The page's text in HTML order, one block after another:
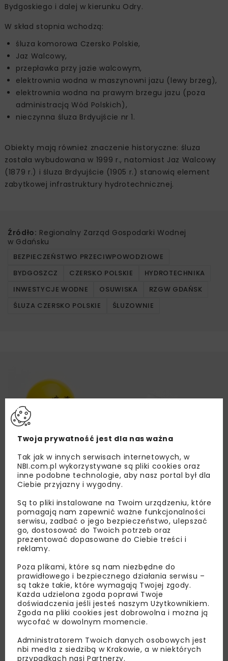
Bydgoskiego i dalej w kierunku Odry.
W skład stopnia wchodzą:
śluza komorowa Czersko Polskie,
Jaz Walcowy,
przepławka przy jazie walcowym,
elektrownia wodna w maszynowni jazu (lewy brzeg),
elektrownia wodna na prawym brzegu jazu (poza
administracją Wód Polskich),
nieczynna śluza Brdyujście nr 1.
Obiekty mają również znaczenie historyczne: śluza
została wybudowana w 1999 r., natomiast Jaz Walcowy
(1879 r.) i śluza Brdyujście (1905 r.) stanowią element
zabytkowej infrastruktury hydrotechnicznej.
Źródło: Regionalny Zarząd Gospodarki Wodnej
w Gdańsku
BEZPIECZEŃSTWO PRZECIWPOWODZIOWE
BYDGOSZCZ
CZERSKO POLSKIE
HYDROTECHNIKA
INWESTYCJE WODNE
OSUWISKA
RZGW GDAŃSK
ŚLUZA CZERSKO POLSKIE
ŚLUZOWNIE
Lubisz wiedzieć więcej?
Zapisz się do newslettera aby otrzymywać od
nas najlepsze informacje branżowe,
zaproszenia na wydarzenia, atrakcyjne oferty i
Twoja prywatność jest dla nas ważna
Tak jak w innych serwisach internetowych, w
NBI.com.pl wykorzystywane są pliki cookies oraz
inne podobne technologie, aby nasz portal był dla
Ciebie przyjazny i wygodny.
Są to pliki instalowane na Twoim urządzeniu, które
pomagają nam zapewnić ważne funkcjonalności
serwisu, zadbać o jego bezpieczeństwo, ulepszać
go, dostosować do Twoich potrzeb oraz
prezentować dopasowane do Ciebie treści i
reklamy.
Poza plikami, które są nam niezbędne do
prawidłowego i bezpiecznego działania serwisu –
są także takie, które wymagają Twojej zgody.
Każda udzielona zgoda poprawi Twoje
doświadczenia jeśli jesteś naszym Użytkownikiem.
Zgoda na pliki cookies jest dobrowolna i można ją
wycofać w dowolnym momencie.
Administratorem Twoich danych osobowych jest
nbi med!a z siedzibą w Krakowie, a w niektórych
przypadkach nasi Partnerzy.